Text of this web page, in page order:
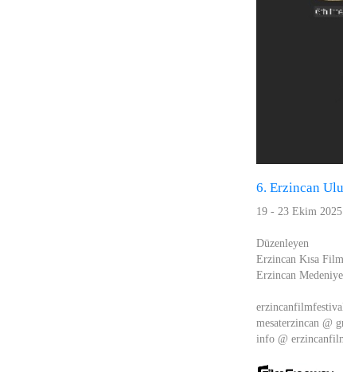
6. Erzincan
19 - 23 Ekim 2025
Düzenleyen
Erzincan Kısa
Erzincan
mesaterzincan @
info @